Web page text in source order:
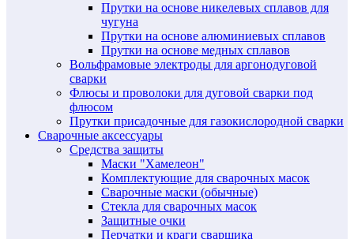
Прутки на основе никелевых сплавов для
чугуна
Прутки на основе алюминиевых сплавов
Прутки на основе медных сплавов
Вольфрамовые электроды для аргонодуговой
сварки
Флюсы и проволоки для дуговой сварки под
флюсом
Прутки присадочные для газокислородной сварки
Сварочные аксессуары
Средства защиты
Маски "Хамелеон"
Комплектующие для сварочных масок
Сварочные маски (обычные)
Стекла для сварочных масок
Защитные очки
Перчатки и краги сварщика